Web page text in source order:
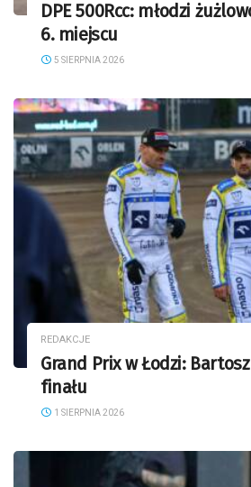
DPE 500Rcc: młodzi
6. miejscu
5 SIERPNIA 2026
REDAKCJE
Grand Prix w Łodzi:
finału
1 SIERPNIA 2026